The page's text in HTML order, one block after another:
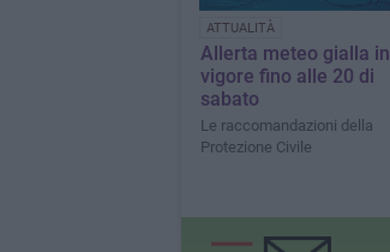
ATTUALITÀ
Allerta meteo gialla in
vigore fino alle 20 di
sabato
Le raccomandazioni della
Protezione Civile